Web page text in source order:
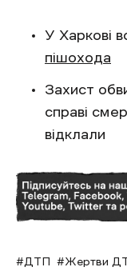
У Харкові
пішохода
Захист
справі
відклали
ДТП Жертви